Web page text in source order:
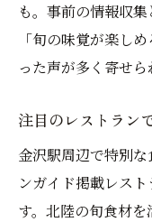
も。事前の情報収
「旬の味覚が楽し
った声が多く寄せら
注目のレストラン
金沢駅周辺で特別
ンガイド掲載レス
す。北陸の旬食材